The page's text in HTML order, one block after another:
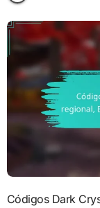
Códigos Dark Crystal são códigos alfanuméricos únicos